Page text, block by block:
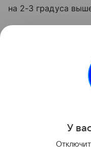
на 2-3 градуса
этой неделе после
физалий на
пляжей были
У